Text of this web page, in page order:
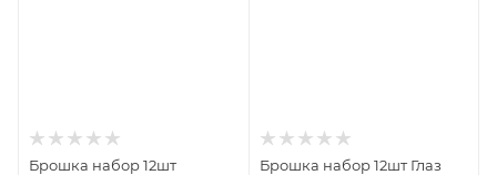
Брошка набор 12шт
Брошка набор 12шт Глаз